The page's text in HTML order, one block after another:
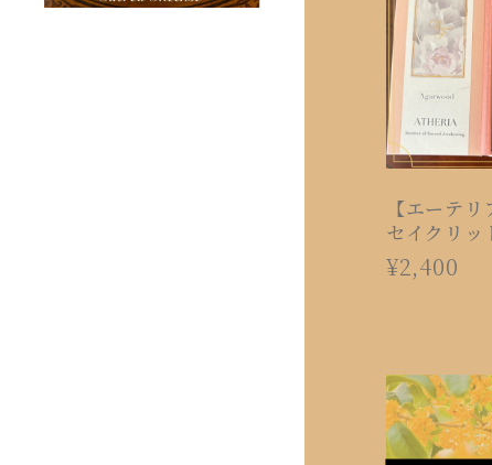
【エーテ
セイクリッ
ス〜（60本
¥2,400